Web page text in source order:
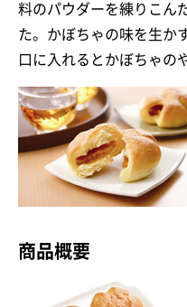
料のパウダーを練りこん
た。かぼちゃの味を生か
口に入れるとかぼちゃの
商品概要